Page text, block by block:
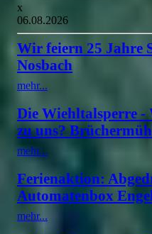
x
06.08.2026
Wir feiern 25 Jahre
Nosbach
mehr...
Die Wiehltalsperre -
zu uns?
mehr...
Ferienaktion:
Automatenbox
mehr...